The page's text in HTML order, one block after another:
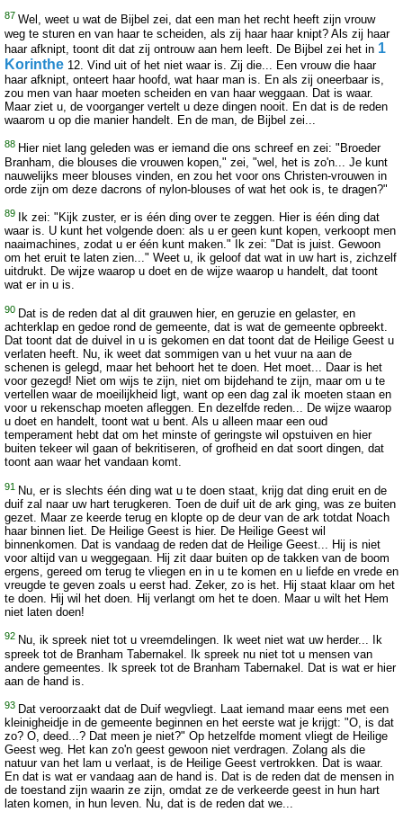
87 Wel, weet u wat de Bijbel zei, dat een man het recht heeft zijn vrouw
weg te sturen en van haar te scheiden, als zij haar haar knipt? Als zij haar
haar afknipt, toont dit dat zij ontrouw aan hem leeft. De Bijbel zei het in 1
Korinthe 12. Vind uit of het niet waar is. Zij die... Een vrouw die haar
haar afknipt, onteert haar hoofd, wat haar man is. En als zij oneerbaar is,
zou men van haar moeten scheiden en van haar weggaan. Dat is waar.
Maar ziet u, de voorganger vertelt u deze dingen nooit. En dat is de reden
waarom u op die manier handelt. En de man, de Bijbel zei...
88 Hier niet lang geleden was er iemand die ons schreef en zei: "Broeder
Branham, die blouses die vrouwen kopen," zei, "wel, het is zo'n... Je kunt
nauwelijks meer blouses vinden, en zou het voor ons Christen-vrouwen in
orde zijn om deze dacrons of nylon-blouses of wat het ook is, te dragen?"
89
Ik zei: "Kijk zuster, er is één ding over te zeggen. Hier is één ding dat
waar is. U kunt het volgende doen: als u er geen kunt kopen, verkoopt men
naaimachines, zodat u er één kunt maken." Ik zei: "Dat is juist. Gewoon
om het eruit te laten zien..." Weet u, ik geloof dat wat in uw hart is, zichzelf
uitdrukt. De wijze waarop u doet en de wijze waarop u handelt, dat toont
wat er in u is.
90 Dat is de reden dat al dit grauwen hier, en geruzie en gelaster, en
achterklap en gedoe rond de gemeente, dat is wat de gemeente opbreekt.
Dat toont dat de duivel in u is gekomen en dat toont dat de Heilige Geest u
verlaten heeft. Nu, ik weet dat sommigen van u het vuur na aan de
schenen is gelegd, maar het behoort het te doen. Het moet... Daar is het
voor gezegd! Niet om wijs te zijn, niet om bijdehand te zijn, maar om u te
vertellen waar de moeilijkheid ligt, want op een dag zal ik moeten staan en
voor u rekenschap moeten afleggen. En dezelfde reden... De wijze waarop
u doet en handelt, toont wat u bent. Als u alleen maar een oud
temperament hebt dat om het minste of geringste wil opstuiven en hier
buiten tekeer wil gaan of bekritiseren, of grofheid en dat soort dingen, dat
toont aan waar het vandaan komt.
91 Nu, er is slechts één ding wat u te doen staat, krijg dat ding eruit en de
duif zal naar uw hart terugkeren. Toen de duif uit de ark ging, was ze buiten
gezet. Maar ze keerde terug en klopte op de deur van de ark totdat Noach
haar binnen liet. De Heilige Geest is hier. De Heilige Geest wil
binnenkomen. Dat is vandaag de reden dat de Heilige Geest... Hij is niet
voor altijd van u weggegaan. Hij zit daar buiten op de takken van de boom
ergens, gereed om terug te vliegen en in u te komen en u liefde en vrede en
vreugde te geven zoals u eerst had. Zeker, zo is het. Hij staat klaar om het
te doen. Hij wil het doen. Hij verlangt om het te doen. Maar u wilt het Hem
niet laten doen!
92 Nu, ik spreek niet tot u vreemdelingen. Ik weet niet wat uw herder... Ik
spreek tot de Branham Tabernakel. Ik spreek nu niet tot u mensen van
andere gemeentes. Ik spreek tot de Branham Tabernakel. Dat is wat er hier
aan de hand is.
93 Dat veroorzaakt dat de Duif wegvliegt. Laat iemand maar eens met een
kleinigheidje in de gemeente beginnen en het eerste wat je krijgt: "O, is dat
zo? O, deed...? Dat meen je niet?" Op hetzelfde moment vliegt de Heilige
Geest weg. Het kan zo'n geest gewoon niet verdragen. Zolang als die
natuur van het lam u verlaat, is de Heilige Geest vertrokken. Dat is waar.
En dat is wat er vandaag aan de hand is. Dat is de reden dat de mensen in
de toestand zijn waarin ze zijn, omdat ze de verkeerde geest in hun hart
laten komen, in hun leven. Nu, dat is de reden dat we...